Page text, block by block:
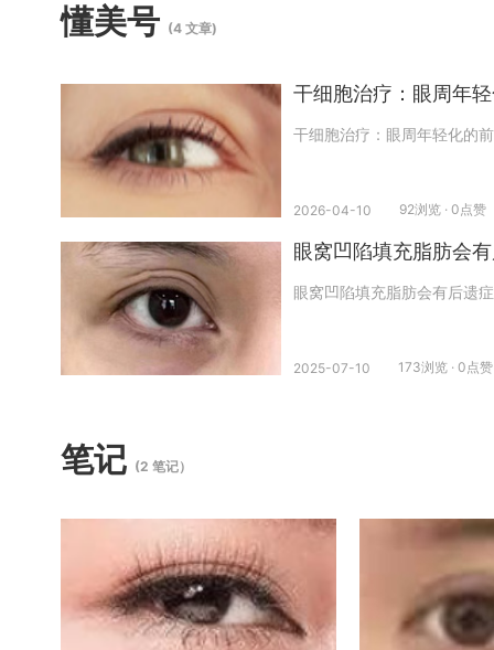
懂美号 (4 文章)
干细胞治疗：眼周年
干细胞治疗：眼周年轻化的
2026-04-10 92浏览 · 0点赞
眼窝凹陷填充脂肪会
眼窝凹陷填充脂肪会有后遗
2025-07-10 173浏览 · 0点赞
笔记 (2 笔记）